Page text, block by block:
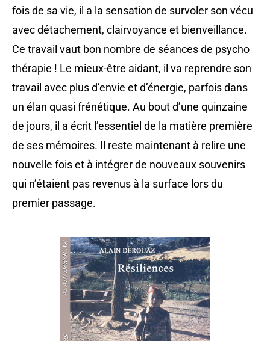
fois de sa vie, il a la sensation de survoler son vécu
avec détachement, clairvoyance et bienveillance.
Ce travail vaut bon nombre de séances de psycho
thérapie ! Le mieux-être aidant, il va reprendre son
travail avec plus d’envie et d’énergie, parfois dans
un élan quasi frénétique. Au bout d’une quinzaine
de jours, il a écrit l’essentiel de la matière première
de ses mémoires. Il reste maintenant à relire une
nouvelle fois et à intégrer de nouveaux souvenirs
qui n’étaient pas revenus à la surface lors du
premier passage.